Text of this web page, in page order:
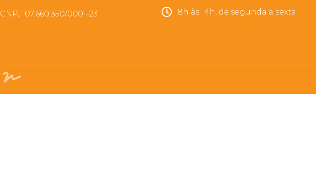
CNPJ: 07.660.350/0001-23 8h às 14h, de segunda a sexta.